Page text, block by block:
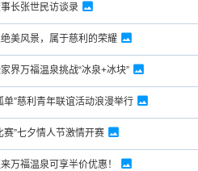
长张世民访谈录
美风景，属于慈利的荣耀
界万福温泉挑战“冰泉+冰块”
”慈利青年联谊活动浪漫举行
赛”七夕情人节激情开赛
万福温泉可享半价优惠！